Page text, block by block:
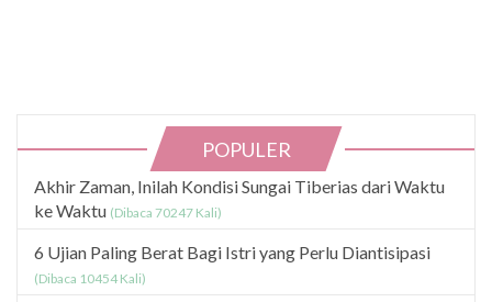
POPULER
Akhir Zaman, Inilah Kondisi Sungai Tiberias dari Waktu
ke Waktu (Dibaca 70247 Kali)
6 Ujian Paling Berat Bagi Istri yang Perlu Diantisipasi
(Dibaca 10454 Kali)